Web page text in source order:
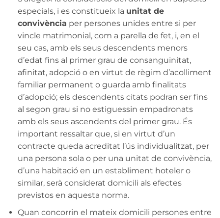
especials, i es constitueix la unitat de
convivència per persones unides entre si per
vincle matrimonial, com a parella de fet, i, en el
seu cas, amb els seus descendents menors
d’edat fins al primer grau de consanguinitat,
afinitat, adopció o en virtut de règim d’acolliment
familiar permanent o guarda amb finalitats
d’adopció; els descendents citats podran ser fins
al segon grau si no estiguessin empadronats
amb els seus ascendents del primer grau. És
important ressaltar que, si en virtut d’un
contracte queda acreditat l’ús individualitzat, per
una persona sola o per una unitat de convivència,
d’una habitació en un establiment hoteler o
similar, serà considerat domicili als efectes
previstos en aquesta norma.
Quan concorrin el mateix domicili persones entre